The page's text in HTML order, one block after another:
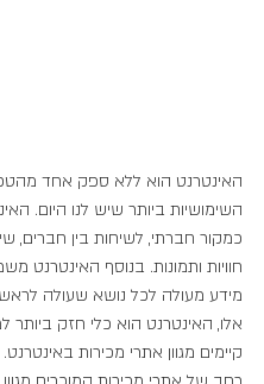
האינטרנט הוא ללא ספק אחד
השימושיות ביותר שיש לנו היום.
כמקור חברתי, לשיחות בין חברים,
חוויות ותמונות. בנוסף האינטרנט
מידע מעולה לכל נושא שעולה
אלו, האינטרנט הוא כלי חזק ביותר
קיימים מגוון אתרי מכירות באינטרנט.